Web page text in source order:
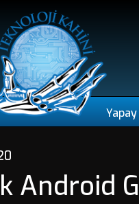
Android